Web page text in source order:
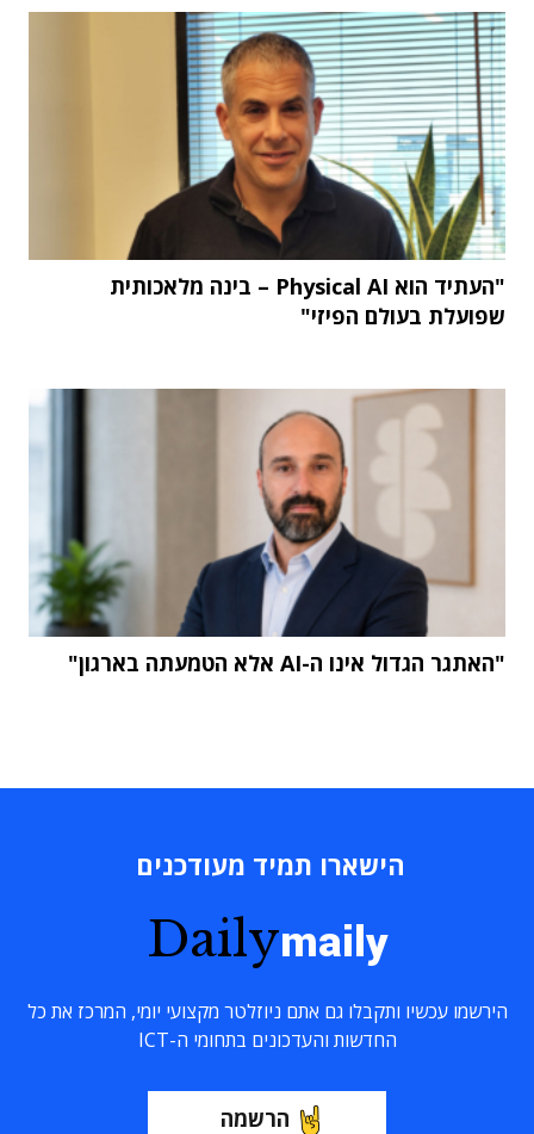
"העתיד הוא Physical AI – בינה מלאכותית
שפועלת בעולם הפיזי"
"האתגר הגדול אינו ה-AI אלא הטמעתה בארגון"
הישארו תמיד מעודכנים
Dailymaily
הירשמו עכשיו ותקבלו גם אתם ניוזלטר מקצועי יומי, המרכז את כל
החדשות והעדכונים בתחומי ה-ICT
הרשמה